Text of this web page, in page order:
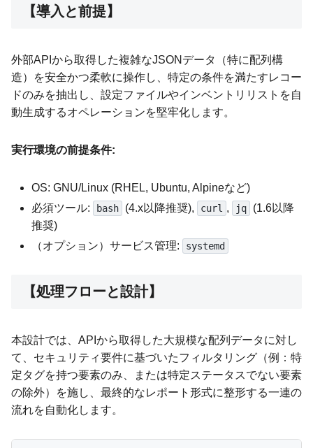
【導入と前提】
外部APIから取得した複雑なJSONデータ（特に配列構
造）を安全かつ柔軟に操作し、特定の条件を満たすレコー
ドのみを抽出し、設定ファイルやインベントリリストを自
動生成するオペレーションを堅牢化します。
実行環境の前提条件:
OS: GNU/Linux (RHEL, Ubuntu, Alpineなど)
必須ツール:
bash (4.x以降推奨), curl , jq
(1.6以降
推奨)
（オプション）サービス管理:
systemd
【処理フローと設計】
本設計では、APIから取得した大規模な配列データに対し
て、セキュリティ要件に基づいたフィルタリング（例：特
定タグを持つ要素のみ、または特定ステータスでない要素
の除外）を施し、最終的なレポート形式に整形する一連の
流れを自動化します。